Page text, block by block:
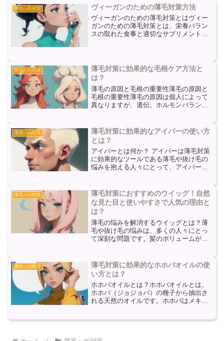
た、亜鉛は髪の成長にも重要な役割を果
たしており、健康な髪を維持す...
薄毛への対策 ヴィーガンのための薄毛対策方法
ヴィーガンのための薄毛対策とはヴィー
ガンのための薄毛対策とは、栄養バラン
スの取れた食事と適切なサプリメントの
プラントベースの食品で必...
薄毛への対策
薄毛対策に効果的な毛根ケア方法と
は？
薄毛の原因と毛根の重要性薄毛の原因と
毛根の重要性薄毛の原因は個人によって
異なりますが、遺伝、ホルモンバランス
これらの要因が薄毛を引き起こす一方
で、毛根の健康状態が薄毛の...
薄毛への対策
薄毛対策に効果的なアイパーの使い方
とは？
アイパーとは何か？ アイパーは薄毛対策
に効果的なツールである薄毛や抜け毛の
悩みを抱える人々にとって、アイパーは
ることで、髪の成長を促進する効果があ
ります。また、アイパー...
薄毛への対策
薄毛対策におすすめのウイッグ！自然
な見た目と使いやすさで人気の理由と
は？
薄毛の悩みを解消するウイッグとは？薄
毛や抜け毛の悩みは、多くの人々にとっ
て深刻な問題です。髪のボリュームが減
ことがあります。そんな悩みを解消する
ために、ウイッグが注目さ...
薄毛への対策
薄毛対策に効果的なホホバオイルの使
い方とは？
ホホバオイルとは？ホホバオイルとは、
ホホバ（ジョジョバ）の種子から抽出さ
れる天然のオイルです。ホホバはメキシ